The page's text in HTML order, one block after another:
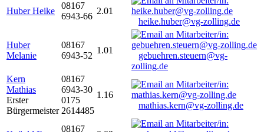
Huber Heike
08167
6943-66
2.01
heike.huber@vg-zolling.de
Huber
Melanie
08167
6943-52
1.01
gebuehren.steuern@vg-
zolling.de
Kern
Mathias
Erster
Bürgermeister
08167
6943-30
0175
2614485
1.16
mathias.kern@vg-zolling.de
08167